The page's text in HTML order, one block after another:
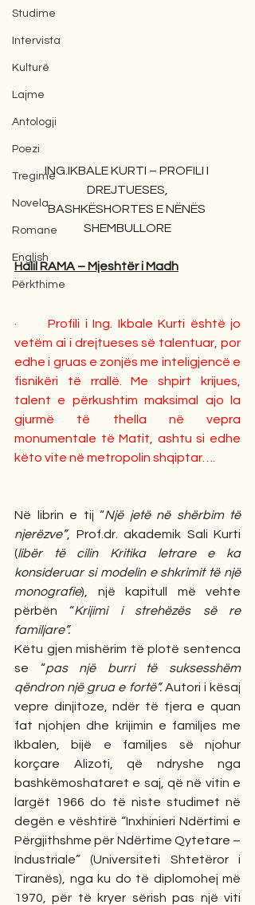
Studime
Intervista
Kulturë
Lajme
Antologji
Poezi
Tregime
Novela
Romane
English
Përkthime
ING.IKBALE KURTI – PROFILI I
DREJTUESES,
BASHKËSHORTES E NËNËS
SHEMBULLORE
Halil RAMA – Mjeshtër i Madh
·      Profili i Ing. Ikbale Kurti është jo
vetëm ai i drejtueses së talentuar, por
edhe i gruas e zonjës me inteligjencë e
fisnikëri të rrallë. Me shpirt krijues,
talent e përkushtim maksimal ajo la
gjurmë të thella në vepra
monumentale të Matit, ashtu si edhe
këto vite në metropolin shqiptar….
Në librin e tij “Një jetë në shërbim të
njerëzve”, Prof.dr. akademik Sali Kurti
(libër të cilin Kritika letrare e ka
konsideruar si modelin e shkrimit të një
monografie), një kapitull më vehte
përbën “Krijimi i strehëzës së re
familjare”.
Këtu gjen mishërim të plotë sentenca
se “pas një burri të suksesshëm
qëndron një grua e fortë”. Autori i kësaj
vepre dinjitoze, ndër të tjera e quan
fat njohjen dhe krijimin e familjes me
Ikbalen, bijë e familjes së njohur
korçare Alizoti, që ndryshe nga
bashkëmoshataret e saj, që në vitin e
largët 1966 do të niste studimet në
degën e vështirë “Inxhinieri Ndërtimi e
Përgjithshme për Ndërtime Qytetare –
Industriale” (Universiteti Shtetëror i
Tiranës), nga ku do të diplomohej më
1970, për të kryer sërish pas një viti